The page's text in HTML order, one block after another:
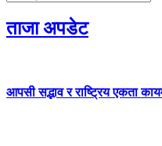
ताजा अपडेट
आपसी सद्भाव र राष्ट्रिय एकता